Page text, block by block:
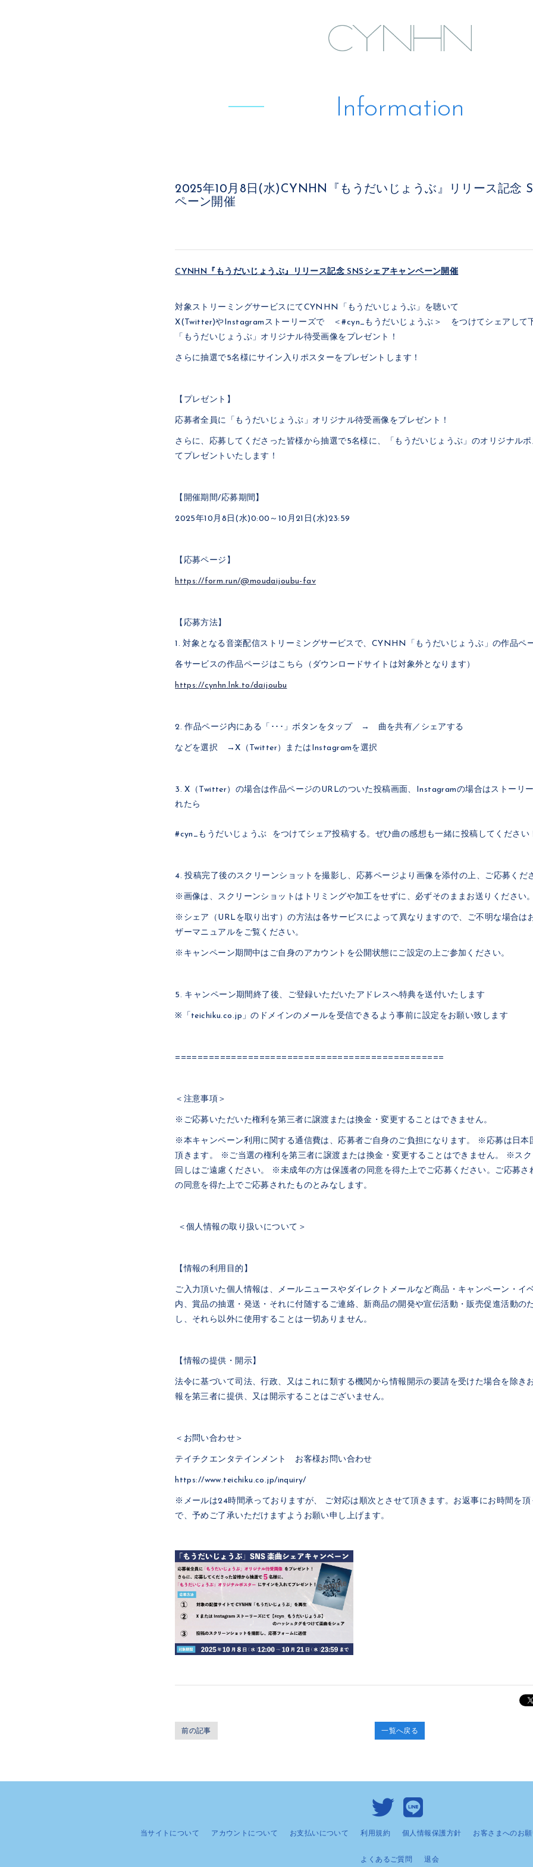
Information
2025年10月8日(水)CYNHN『もうだいじょうぶ』リリース記念
ペーン開催
CYNHN『もうだいじょうぶ』リリース記念 SNSシェアキャンペーン開催
対象ストリーミングサービスにてCYNHN「もうだいじょうぶ」を聴いて
X(Twitter)やInstagramストーリーズで ＜#cyn_もうだいじょうぶ＞ をつけてシェアして
「もうだいじょうぶ」オリジナル待受画像をプレゼント！
さらに抽選で5名様にサイン入りポスターをプレゼントします！
【プレゼント】
応募者全員に「もうだいじょうぶ」オリジナル待受画像をプレゼント！
さらに、応募してくださった皆様から抽選で5名様に、「もうだいじょうぶ」のオリジナル
てプレゼントいたします！
【開催期間/応募期間】
2025年10月8日(水)0:00～10月21日(水)23:59
【応募ページ】
https://form.run/@moudaijoubu-fav
【応募方法】
1. 対象となる音楽配信ストリーミングサービスで、CYNHN「もうだいじょうぶ」の作品ペ
各サービスの作品ページはこちら（ダウンロードサイトは対象外となります）
https://cynhn.lnk.to/daijoubu
2. 作品ページ内にある「･･･」ボタンをタップ → 曲を共有／シェアする
などを選択 →X（Twitter）またはInstagramを選択
3. X（Twitter）の場合は作品ページのURLのついた投稿画面、Instagramの場合はストーリ
れたら
#cyn_もうだいじょうぶ をつけてシェア投稿する。ぜひ曲の感想も一緒に投稿してください
4. 投稿完了後のスクリーンショットを撮影し、応募ページより画像を添付の上、ご応募くだ
※画像は、スクリーンショットはトリミングや加工をせずに、必ずそのままお送りください。
※シェア（URLを取り出す）の方法は各サービスによって異なりますので、ご不明な場合は
ザーマニュアルをご覧ください。
※キャンペーン期間中はご自身のアカウントを公開状態にご設定の上ご参加ください。
5. キャンペーン期間終了後、ご登録いただいたアドレスへ特典を送付いたします
※「teichiku.co.jp」のドメインのメールを受信できるよう事前に設定をお願い致します
================================================
＜注意事項＞
※ご応募いただいた権利を第三者に譲渡または換金・変更することはできません。
※本キャンペーン利用に関する通信費は、応募者ご自身のご負担になります。 ※応募は日本
頂きます。 ※ご当選の権利を第三者に譲渡または換金・変更することはできません。 ※ス
回しはご遠慮ください。 ※未成年の方は保護者の同意を得た上でご応募ください。ご応募さ
の同意を得た上でご応募されたものとみなします。
＜個人情報の取り扱いについて＞
【情報の利用目的】
ご入力頂いた個人情報は、メールニュースやダイレクトメールなど商品・キャンペーン・イ
内、賞品の抽選・発送・それに付随するご連絡、新商品の開発や宣伝活動・販売促進活動の
し、それら以外に使用することは一切ありません。
【情報の提供・開示】
法令に基づいて司法、行政、又はこれに類する機関から情報開示の要請を受けた場合を除き
報を第三者に提供、又は開示することはございません。
＜お問い合わせ＞
テイチクエンタテインメント お客様お問い合わせ
https://www.teichiku.co.jp/inquiry/
※メールは24時間承っておりますが、 ご対応は順次とさせて頂きます。お返事にお時間を
で、予めご了承いただけますようお願い申し上げます。
一覧へ戻る
前の記事
当サイトについて アカウントについて お支払いについて 利用規約 個人情報保護方針 お客さまへのお
よくあるご質問 退会